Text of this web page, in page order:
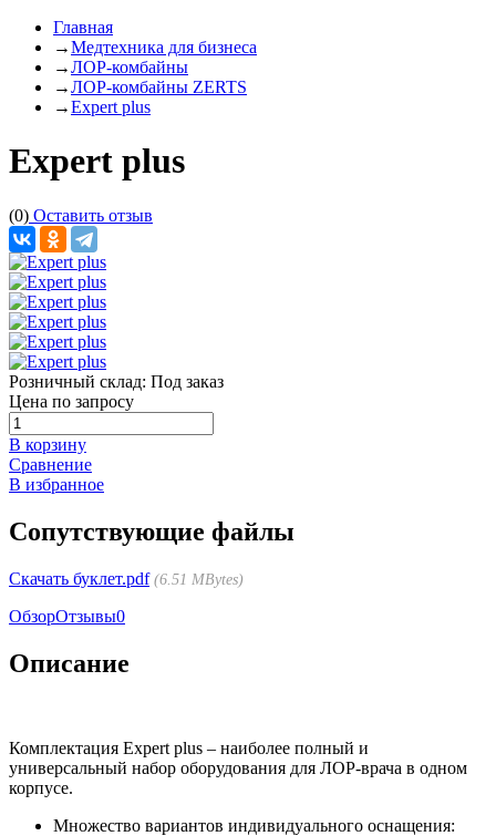
Главная
→Медтехника для бизнеса
→ЛОР-комбайны
→ЛОР-комбайны ZERTS
→Expert plus
Expert plus
(0) Оставить отзыв
Розничный склад: Под заказ
Цена по запросу
В корзину
Сравнение
В избранное
Сопутствующие файлы
Скачать буклет.pdf 6.51 MBytes
ОбзорОтзывы0
Описание
Комплектация Expert plus – наиболее полный и
универсальный набор оборудования для ЛОР-врача в одном
корпусе.
Множество вариантов индивидуального оснащения: